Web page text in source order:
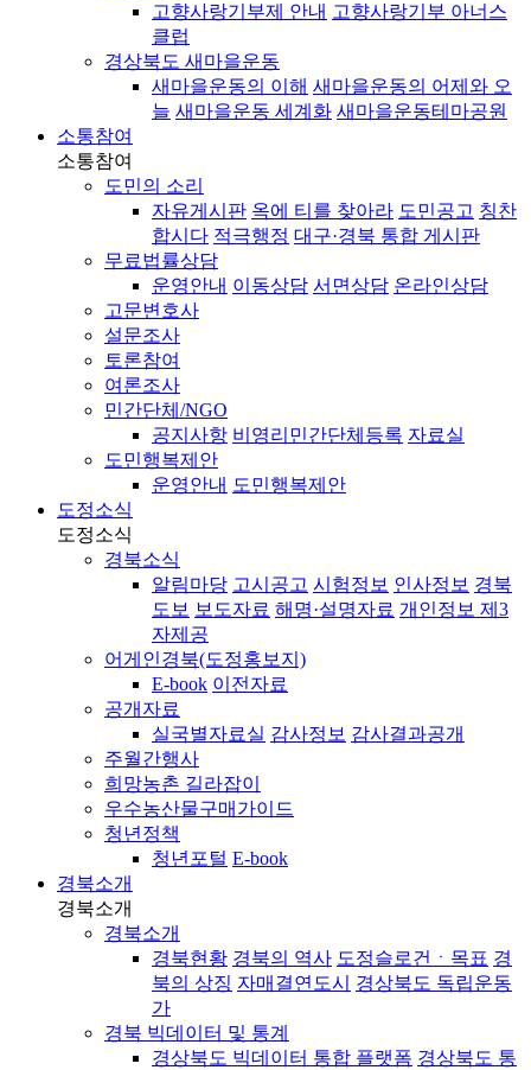
고향사랑기부제 안내 고향사랑기부 아너스
클럽
경상북도 새마을운동
새마을운동의 이해 새마을운동의 어제와 오
늘 새마을운동 세계화 새마을운동테마공원
소통참여
소통참여
도민의 소리
자유게시판 옥에 티를 찾아라 도민공고 칭찬
합시다 적극행정 대구·경북 통합 게시판
무료법률상담
운영안내 이동상담 서면상담 온라인상담
고문변호사
설문조사
토론참여
여론조사
민간단체/NGO
공지사항 비영리민간단체등록 자료실
도민행복제안
운영안내 도민행복제안
도정소식
도정소식
경북소식
알림마당 고시공고 시험정보 인사정보 경북
도보 보도자료 해명·설명자료 개인정보 제3
자제공
어게인경북(도정홍보지)
E-book 이전자료
공개자료
실국별자료실 감사정보 감사결과공개
주월간행사
희망농촌 길라잡이
우수농산물구매가이드
청년정책
청년포털 E-book
경북소개
경북소개
경북소개
경북현황 경북의 역사 도정슬로건ㆍ목표 경
북의 상징 자매결연도시
경상북도 독립운동
가
경북 빅데이터 및 통계
경상북도 빅데이터 통합 플랫폼 경상북도 통